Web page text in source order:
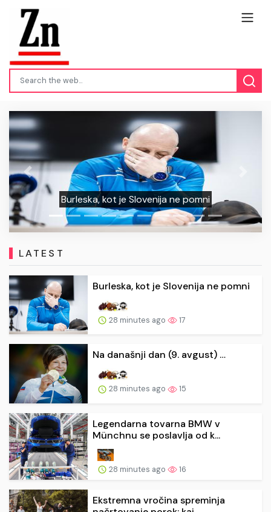
Burleska, kot je Slovenija ne pomni
Previous
LATEST
Burleska, kot je Slovenija ne pomni
28 minutes ago 17
Na današnji dan (9. avgust) …
28 minutes ago 15
Legendarna tovarna BMW v
Münchnu se poslavlja od k...
28 minutes ago 16
Ekstremna vročina spreminja